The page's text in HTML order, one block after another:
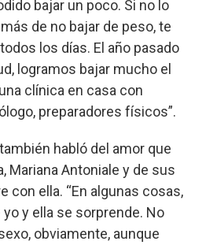
bajar un poco. Si no lo
de no bajar de peso, te
los días. El año pasado
logramos bajar mucho el
clínica en casa con
preparadores físicos”.
habló del amor que
Mariana Antoniale y de sus
con ella. “En algunas cosas,
y ella se sorprende. No
obviamente, aunque